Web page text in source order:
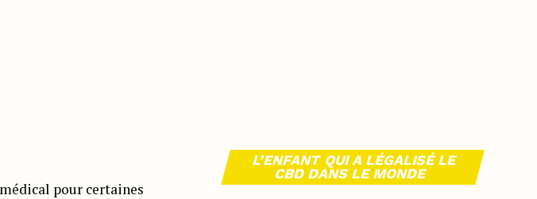
pour certaines
L’ENFANT QUI A LÉGALISÉ LE
CBD DANS LE MONDE